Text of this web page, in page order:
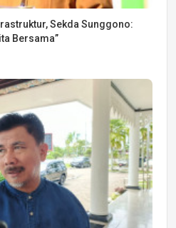
Sekda Sunggono:
Bersama”